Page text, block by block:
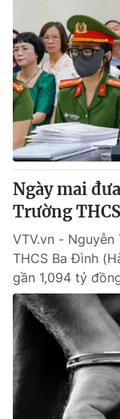
Ngày mai
Trường
VTV.vn -
THCS Ba Đình
gần 1,094 tỷ